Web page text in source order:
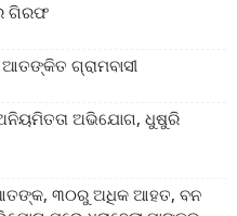
ଗିରଫ
ଗ୍ରାମବାସୀ
ଅଭିଯୋଗ, ଧୁଷୁରି
ଆତଙ୍କ, ୩୦ରୁ ଅଧିକ ଆହତ, ବନ